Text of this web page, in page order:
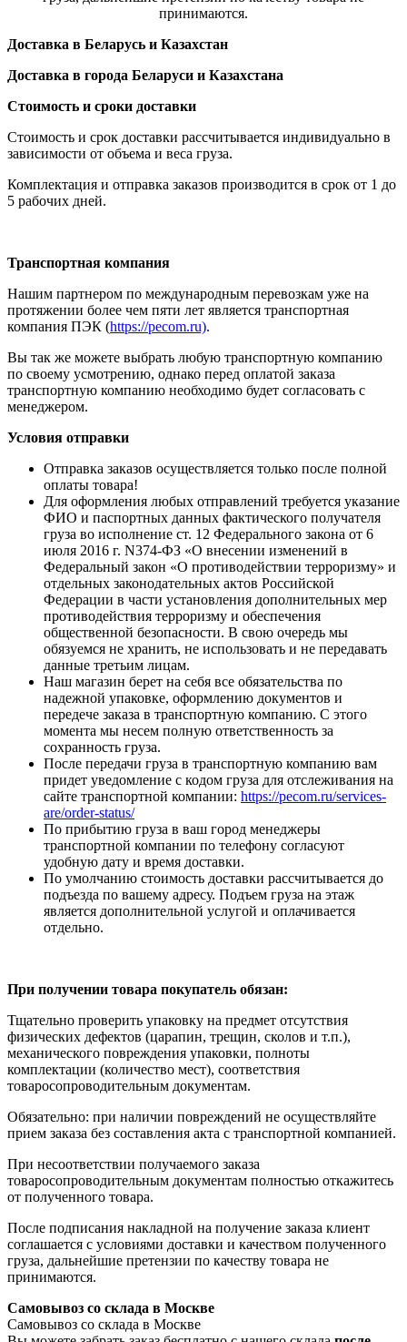
принимаются.
Доставка в Беларусь и Казахстан
Доставка в города Беларуси и Казахстана
Стоимость и сроки доставки
Стоимость и срок доставки рассчитывается индивидуально в
зависимости от объема и веса груза.
Комплектация и отправка заказов производится в срок от 1 до
5 рабочих дней.
Транспортная компания
Нашим партнером по международным перевозкам уже на
протяжении более чем пяти лет является транспортная
компания ПЭК (https://pecom.ru).
Вы так же можете выбрать любую транспортную компанию
по своему усмотрению, однако перед оплатой заказа
транспортную компанию необходимо будет согласовать с
менеджером.
Условия отправки
Отправка заказов осуществляется только после полной
оплаты товара!
Для оформления любых отправлений требуется указание
ФИО и паспортных данных фактического получателя
груза во исполнение ст. 12 Федерального закона от 6
июля 2016 г. N374-ФЗ «О внесении изменений в
Федеральный закон «О противодействии терроризму» и
отдельных законодательных актов Российской
Федерации в части установления дополнительных мер
противодействия терроризму и обеспечения
общественной безопасности. В свою очередь мы
обязуемся не хранить, не использовать и не передавать
данные третьим лицам.
Наш магазин берет на себя все обязательства по
надежной упаковке, оформлению документов и
передече заказа в транспортную компанию. С этого
момента мы несем полную ответственность за
сохранность груза.
После передачи груза в транспортную компанию вам
придет уведомление с кодом груза для отслеживания на
сайте транспортной компании: https://pecom.ru/services-
are/order-status/
По прибытию груза в ваш город менеджеры
транспортной компании по телефону согласуют
удобную дату и время доставки.
По умолчанию стоимость доставки рассчитывается до
подъезда по вашему адресу. Подъем груза на этаж
является дополнительной услугой и оплачивается
отдельно.
При получении товара покупатель обязан:
Тщательно проверить упаковку на предмет отсутствия
физических дефектов (царапин, трещин, сколов и т.п.),
механического повреждения упаковки, полноты
комплектации (количество мест), соответствия
товаросопроводительным документам.
Обязательно: при наличии повреждений не осуществляйте
прием заказа без составления акта с транспортной компанией.
При несоответствии получаемого заказа
товаросопроводительным документам полностью откажитесь
от полученного товара.
После подписания накладной на получение заказа клиент
соглашается с условиями доставки и качеством полученного
груза, дальнейшие претензии по качеству товара не
принимаются.
Самовывоз со склада в Москве
Самовывоз со склада в Москве